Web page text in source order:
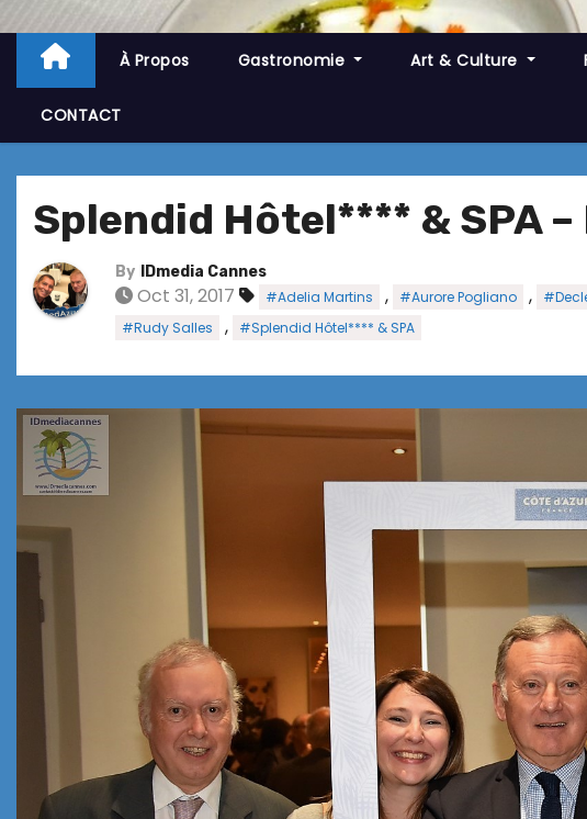
À Propos Gastronomie Art & Culture
CONTACT
Splendid Hôtel**** & SPA –
By IDmedia Cannes
Oct 31, 2017 #Adelia Martins , #Aurore Pogliano ,
#Rudy Salles , #Splendid Hôtel**** & SPA